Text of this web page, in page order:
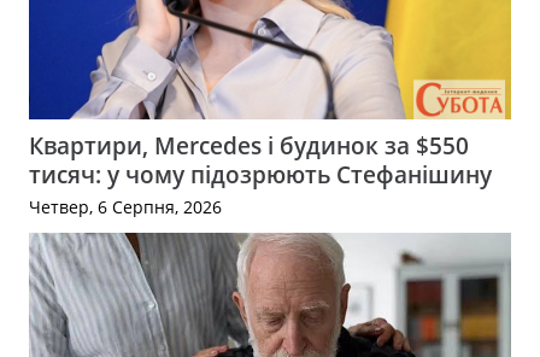
Квартири, Mercedes і будинок за $550
тисяч: у чому підозрюють Стефанішину
Четвер, 6 Серпня, 2026